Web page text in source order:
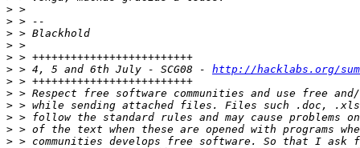
>
>
>
>
>
> > 4, 5 and 6th July - SCG08 - http://hacklabs.org/
>
>
>
>
>
>